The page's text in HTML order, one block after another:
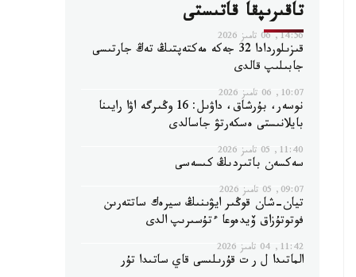
تاقىرىپقا قاتىستى
14:56, 06 تامىز 2026
قىزىلوردادا 32 جەكە مەكتەپتىڭ تەڭ جارتىسى
جابىلىپ قالدى
10:07, 06 تامىز 2026
نوسەر، بۇرشاق، داۋىل: 16 وڭىرگە اۋا رايىنا
بايلانىستى ەسكەرتۋ جاسالدى
11:40, 05 تامىز 2026
سەكسەن باتىردىڭ كىسەسى
09:07, 05 تامىز 2026
تيان-شان قوڭىر ايۋىنىڭ سيرەك ساتتەرىن
فوتوتۇزاق ۆيدەوعا ءتۇسىرىپ الدى
11:42, 04 تامىز 2026
الماتىدا ل ر ت قۇرىلىسى قاي ساتىدا تۇر